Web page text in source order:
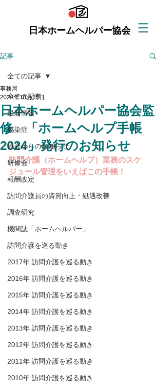
日本ホームヘルパー協会
記事
全ての記事
最新情報
感染症
協会からのお知らせ
研修会
報酬改定
訪問介護員の資質向上・処遇改善
調査研究
機関誌「ホームヘルパー」
訪問介護を巡る動き
2017年 訪問介護を巡る動き
2016年 訪問介護を巡る動き
2015年 訪問介護を巡る動き
2014年 訪問介護を巡る動き
2013年 訪問介護を巡る動き
2012年 訪問介護を巡る動き
2011年 訪問介護を巡る動き
2010年 訪問介護を巡る動き
全ての記事
日本ホームヘルパー協会監
修 「ホームヘルプ手帳
2024」発行のお知らせ
事務局
2023年10月25日
訪問介護（ホームヘルプ）業務のスケ
ジュール管理をいえばこの手帳！